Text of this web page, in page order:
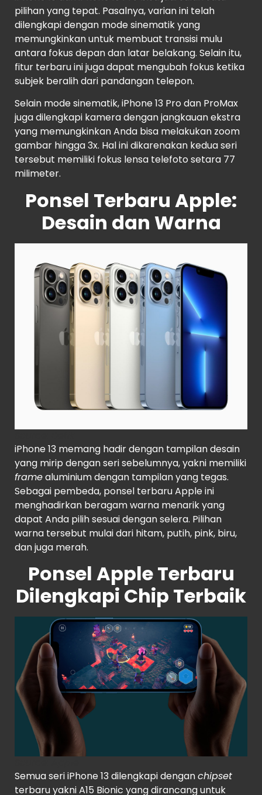
pilihan yang tepat. Pasalnya, varian ini telah
dilengkapi dengan mode sinematik yang
memungkinkan untuk membuat transisi mulu
antara fokus depan dan latar belakang. Selain itu,
fitur terbaru ini juga dapat mengubah fokus ketika
subjek beralih dari pandangan telepon.
Selain mode sinematik, iPhone 13 Pro dan ProMax
juga dilengkapi kamera dengan jangkauan ekstra
yang memungkinkan Anda bisa melakukan zoom
gambar hingga 3x. Hal ini dikarenakan kedua seri
tersebut memiliki fokus lensa telefoto setara 77
milimeter.
Ponsel Terbaru Apple:
Desain dan Warna
iPhone 13 memang hadir dengan tampilan desain
yang mirip dengan seri sebelumnya, yakni memiliki
framealuminium dengan tampilan yang tegas.
Sebagai pembeda, ponsel terbaru Apple ini
menghadirkan beragam warna menarik yang
dapat Anda pilih sesuai dengan selera. Pilihan
warna tersebut mulai dari hitam, putih, pink, biru,
dan juga merah.
Ponsel Apple Terbaru
Dilengkapi Chip Terbaik
Semua seri iPhone 13 dilengkapi denganchipset
terbaru yakni A15 Bionic yang dirancang untuk